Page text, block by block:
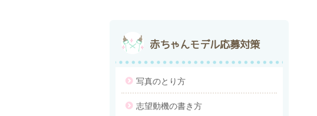
赤ちゃんモデル応募対策
写真のとり方
志望動機の書き方